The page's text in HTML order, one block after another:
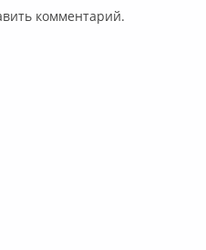
комментарий.